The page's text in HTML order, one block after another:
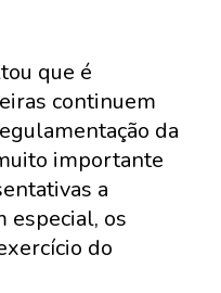
que é
continuem
da
importante
a
especial, os
do